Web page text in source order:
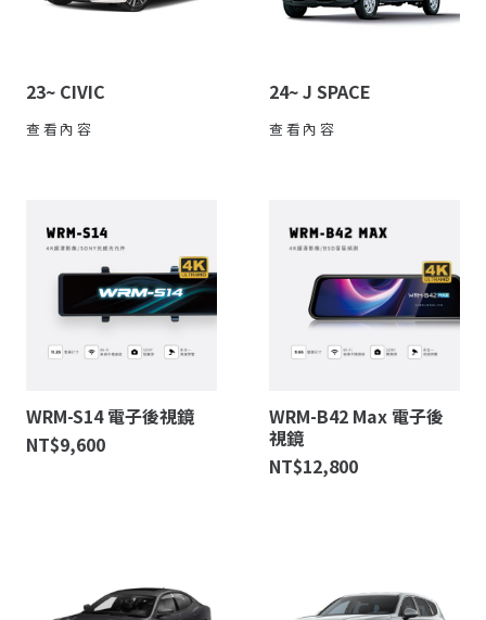
23~ CIVIC
查看內容
24~ J SPACE
查看內容
WRM-S14 電子後視鏡
NT$9,600
WRM-B42 Max 電子後
視鏡
NT$12,800